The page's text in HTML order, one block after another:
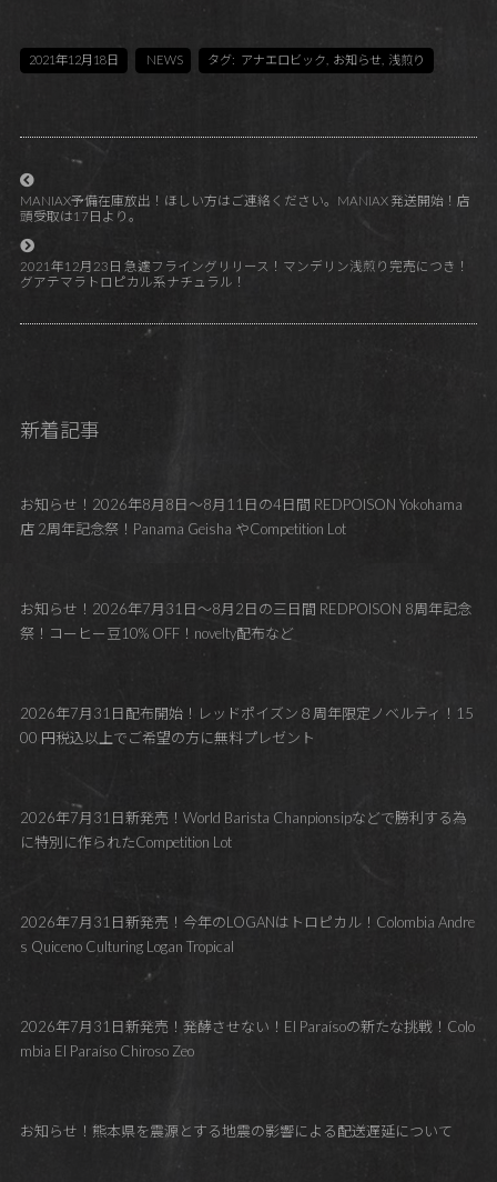
2021年12月18日 NEWS タグ: アナエロビック お知らせ 浅煎り
MANIAX予備在庫放出！ほしい方はご連絡ください。MANIAX 発送開始！店
頭受取は17日より。
2021年12月23日 急遽フライングリリース！マンデリン浅煎り完売につき！
グアテマラトロピカル系ナチュラル！
新着記事
お知らせ！2026年8月8日～8月11日の4日間 REDPOISON Yokohama
店 2周年記念祭！Panama Geisha やCompetition Lot
お知らせ！2026年7月31日～8月2日の三日間 REDPOISON 8周年記念
祭！コーヒー豆10% OFF！novelty配布など
2026年7月31日配布開始！レッドポイズン８周年限定ノベルティ！15
00 円税込以上でご希望の方に無料プレゼント
2026年7月31日新発売！World Barista Chanpionsipなどで勝利する為
に特別に作られたCompetition Lot
2026年7月31日新発売！今年のLOGANはトロピカル！Colombia Andre
s Quiceno Culturing Logan Tropical
2026年7月31日新発売！発酵させない！El Paraísoの新たな挑戦！Colo
mbia El Paraíso Chiroso Zeo
お知らせ！熊本県を震源とする地震の影響による配送遅延について